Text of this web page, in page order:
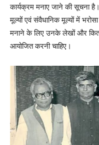
कार्यक्रम मनाए जाने की सूचना
मूल्यों एवं संवैधानिक मूल्यों में
मनाने के लिए उनके लेखों और
आयोजित करनी चाहिए।